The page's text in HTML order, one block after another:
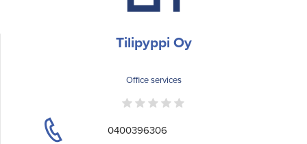
Tilipyppi Oy
Office services
0400396306